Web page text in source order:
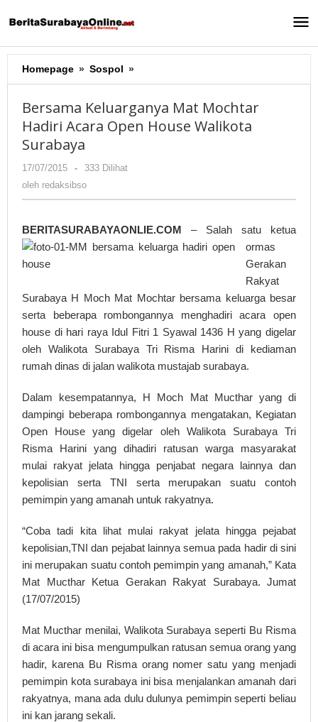
ke
Homepage » Sospol »
Keluarganya
Mochtar
Hadiri
Surabaya
Bersama Keluarganya Mat Mochtar
Hadiri Acara Open House Walikota
Surabaya
17/07/2015
oleh
redaksibso
-
333 Dilihat
oleh redaksibso
BERITASURABAYAONLIE.COM
– Salah satu ketua
ormas
Gerakan
Rakyat
Surabaya H Moch Mat Mochtar bersama keluarga besar
serta beberapa rombongannya menghadiri acara open
house di hari raya Idul Fitri 1 Syawal 1436 H yang digelar
oleh Walikota Surabaya Tri Risma Harini di kediaman
rumah dinas di jalan walikota mustajab surabaya.
Dalam kesempatannya, H Moch Mat Mucthar yang di
dampingi beberapa rombongannya mengatakan, Kegiatan
Open House yang digelar oleh Walikota Surabaya Tri
Risma Harini yang dihadiri ratusan warga masyarakat
mulai rakyat jelata hingga penjabat negara lainnya dan
kepolisian serta TNI serta merupakan suatu contoh
pemimpin yang amanah untuk rakyatnya.
“Coba tadi kita lihat mulai rakyat jelata hingga pejabat
kepolisian,TNI dan pejabat lainnya semua pada hadir di sini
ini merupakan suatu contoh pemimpin yang amanah,” Kata
Mat Mucthar Ketua Gerakan Rakyat Surabaya. Jumat
(17/07/2015)
Mat Mucthar menilai, Walikota Surabaya seperti Bu Risma
di acara ini bisa mengumpulkan ratusan semua orang yang
hadir, karena Bu Risma orang nomer satu yang menjadi
pemimpin kota surabaya ini bisa menjalankan amanah dari
rakyatnya, mana ada dulu dulunya pemimpin seperti beliau
ini kan jarang sekali.